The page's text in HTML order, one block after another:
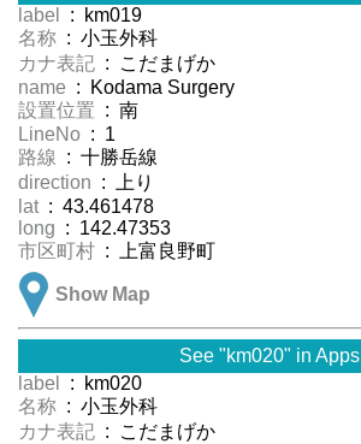
label
: km019
名称 : 小玉外科
カナ表記 : こだまげか
name : Kodama Surgery
設置位置 : 南
LineNo : 1
路線 : 十勝岳線
direction : 上り
lat : 43.461478
long : 142.47353
市区町村 : 上富良野町
Show Map
See "km020" in Apps
label
: km020
名称 : 小玉外科
カナ表記 : こだまげか